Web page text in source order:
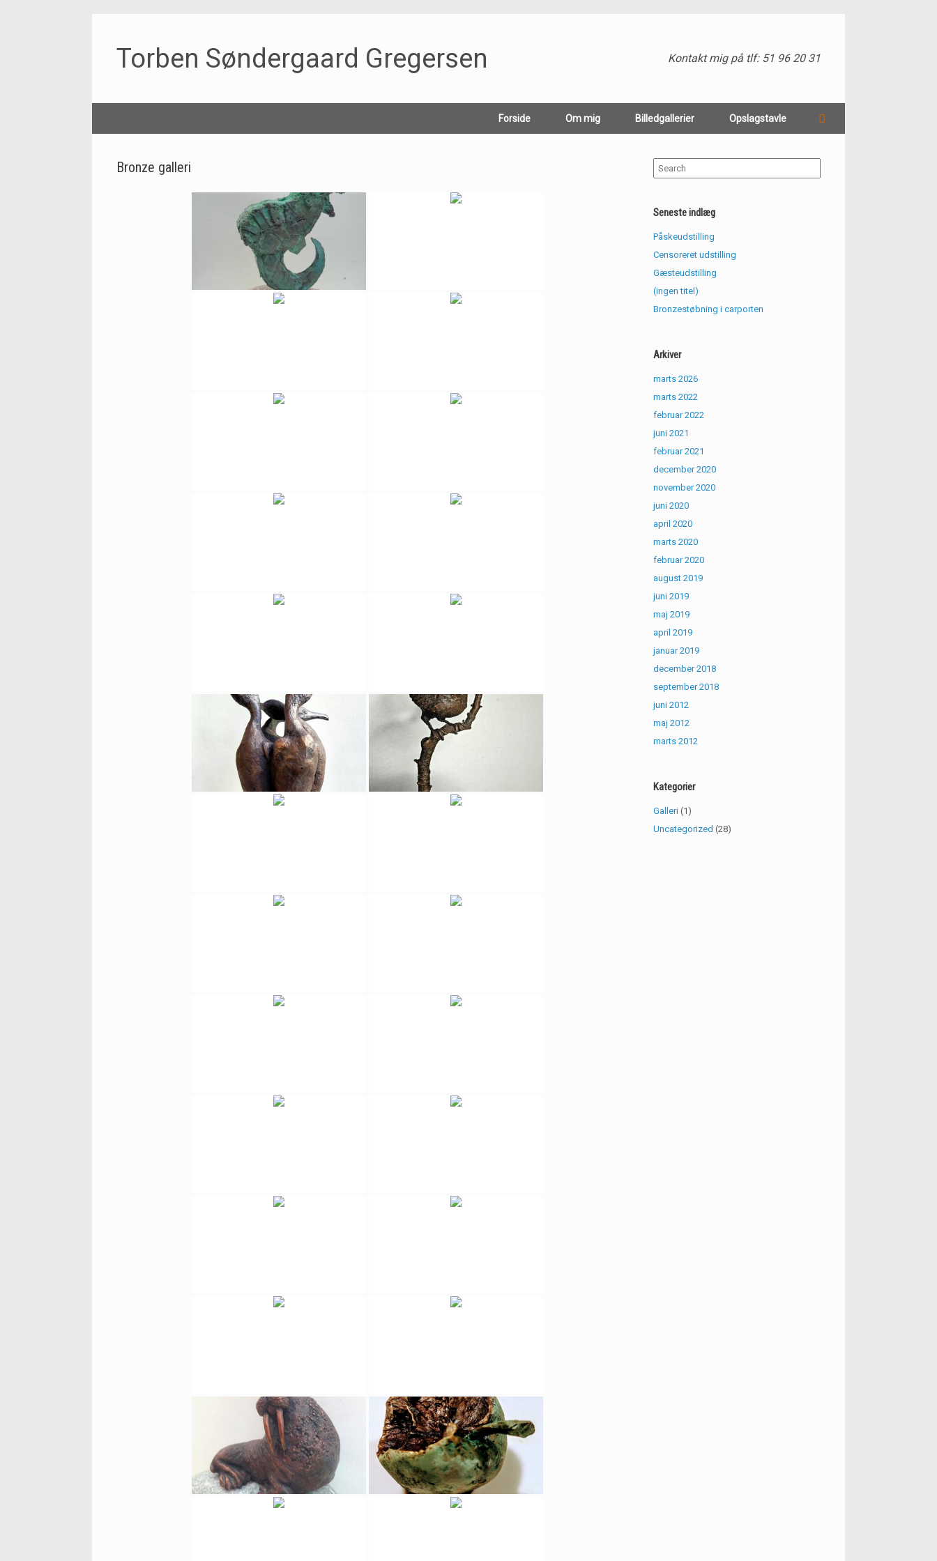
Torben Søndergaard Gregersen Kontakt mig på tlf: 51 96 20 31
Forside Om mig Billedgallerier Opslagstavle
Bronze galleri
Search
for:
Seneste indlæg
Påskeudstilling
Censoreret udstilling
Gæsteudstilling
(ingen titel)
Bronzestøbning i carporten
Arkiver
marts 2026
marts 2022
februar 2022
juni 2021
februar 2021
december 2020
november 2020
juni 2020
april 2020
marts 2020
februar 2020
august 2019
juni 2019
maj 2019
april 2019
januar 2019
december 2018
september 2018
juni 2012
maj 2012
marts 2012
Kategorier
Galleri (1)
Uncategorized (28)